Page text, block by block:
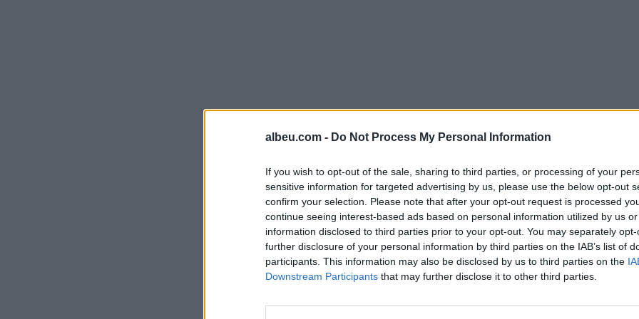
albeu.com - Do Not Process My Personal Information
If you wish to opt-out of the sale, sharing to third parties, or processing of your
sensitive information for targeted advertising by us, please use the below opt-out
confirm your selection. Please note that after your opt-out request is processed
continue seeing interest-based ads based on personal information utilized by us
information disclosed to third parties prior to your opt-out. You may separately
further disclosure of your personal information by third parties on the IAB’s list of
participants. This information may also be disclosed by us to third parties on the
Downstream Participants that may further disclose it to other third parties.